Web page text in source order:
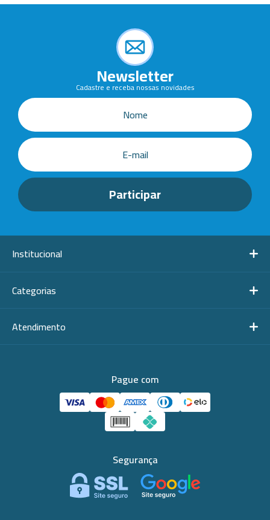
Newsletter
Cadastre e receba nossas novidades
Institucional
Categorias
Atendimento
Pague com
Segurança